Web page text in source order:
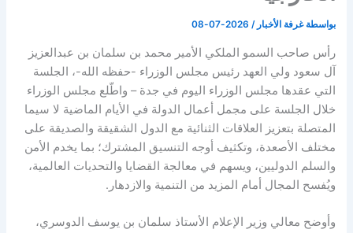
بواسطة غرفة الأخبار/
2026-07-08
رأس صاحب السمو الملكي الأمير محمد بن سلمان بن عبدالعزيز
آل سعود ولي العهد رئيس مجلس الوزراء -حفظه الله-، الجلسة
التي عقدها مجلس الوزراء اليوم في جدة – واطّلع مجلس الوزراء
خلال الجلسة على مجمل أعمال الدولة في الأيام الماضية لا سيما
المتصلة بتعزيز العلاقات الثنائية مع الدول الشقيقة والصديقة على
مختلف الأصعدة، وتكثيف أوجه التنسيق المشترك؛ بما يخدم الأمن
والسلم الدوليين، ويسهم في معالجة القضايا والتحديات العالمية،
ويُفسح المجال أمام المزيد من التنمية والازدهار.
وأوضح معالي وزير الإعلام الأستاذ سلمان بن يوسف الدوسري،